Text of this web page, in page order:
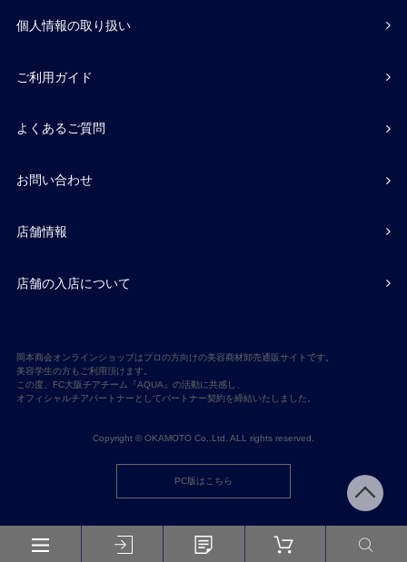
個人情報の取り扱い
ご利用ガイド
よくあるご質問
お問い合わせ
店舗情報
店舗の入店について
岡本商会オンラインショップはプロの方向けの美容商材卸売通販サイトです。
美容学生の方もご利用頂けます。
この度、FC大阪チアチーム『AQUA』の活動に共感し、
オフィシャルチアパートナーとしてパートナー契約を締結いたしました。
Copyright © OKAMOTO Co,.Ltd. ALL rights reserved.
PC版はこちら